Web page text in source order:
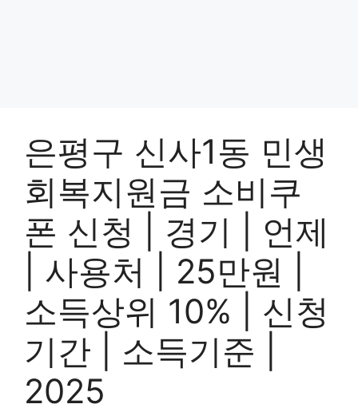
은평구 신사1동 민생
회복지원금 소비쿠
폰 신청 | 경기 | 언제
| 사용처 | 25만원 |
소득상위 10% | 신청
기간 | 소득기준 |
2025